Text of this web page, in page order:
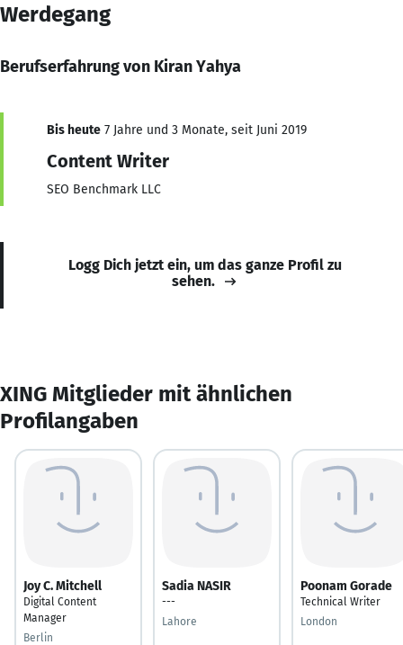
Werdegang
Berufserfahrung von Kiran Yahya
Bis heute 7 Jahre und 3 Monate, seit Juni 2019
Content Writer
SEO Benchmark LLC
Logg Dich jetzt ein, um das ganze Profil zu
sehen.
XING Mitglieder mit ähnlichen
Profilangaben
Joy C. Mitchell
Digital Content
Manager
Berlin
Sadia NASIR
---
Lahore
Poonam Gorade
Technical Writer
London